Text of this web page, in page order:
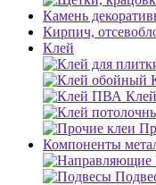
Камень
Кирпич,
Клей
Компоненты